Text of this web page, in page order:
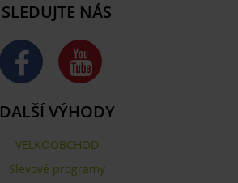
SLEDUJTE NÁS
DALŠÍ VÝHODY
VELKOOBCHOD
Slevové programy